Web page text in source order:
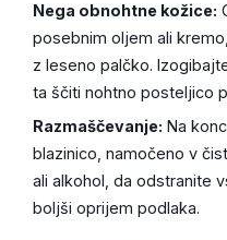
Nega obnohtne kožice:
posebnim oljem ali
z leseno palčko.
ta ščiti nohtno posteljico
Razmaščevanje: Na
blazinico, namočeno v
ali alkohol, da odstranite
boljši oprijem podlaka.